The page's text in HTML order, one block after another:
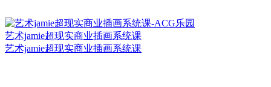
艺术jamie超现实商业插画系统课
艺术jamie超现实商业插画系统课